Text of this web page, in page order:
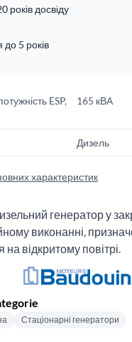
років досвіду
до 5 років
ESP,
165 кВА
Дизель
характеристик
генератор у
виконанні,
на відкритому повітрі.
Стаціонарні генератори